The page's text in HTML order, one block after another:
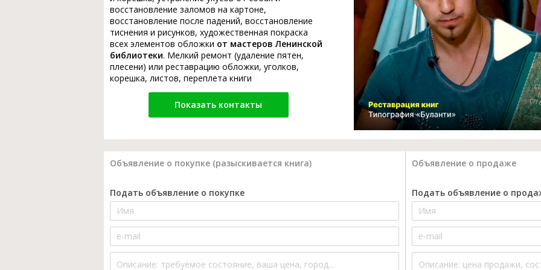
восстановление заломов на картоне,
восстановление после падений, восстановление
тиснения и рисунков, художественная покраска
всех элементов обложки от мастеров Ленинской
библиотеки. Мелкий ремонт (удаление пятен,
плесени) или реставрацию обложки, уголков,
корешка, листов, переплета книги
Показать контакты
Объявление о покупке (разыскивается книга) Объявление о продаже
Подать объявление о покупке Подать объявление о